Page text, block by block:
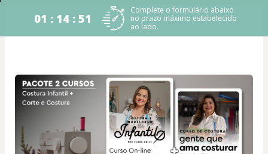
01 : 14 : 50
Complete o formulário abaixo
no prazo máximo estabelecido
ao lado.